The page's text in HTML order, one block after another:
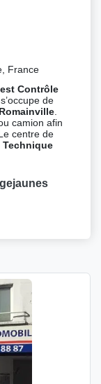
France
Contrôle
s’occupe de
Romainville.
camion afin
centre de